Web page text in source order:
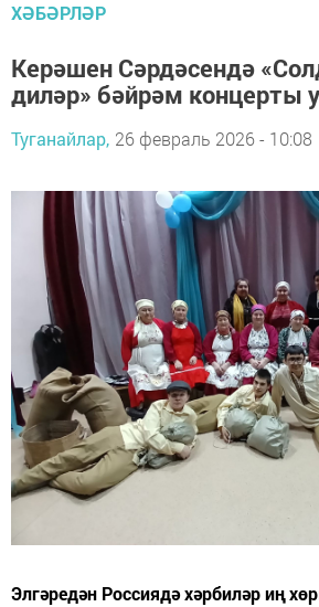
ХӘБӘРЛӘР
Керәшен Сәрдәсендә
диләр» бәйрәм концерты
Туганайлар, 26 февраль 2026 - 10:08
Элгәредән Россиядә хәрбиләр иң